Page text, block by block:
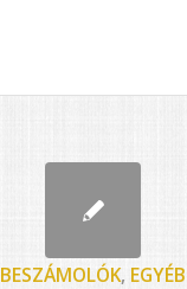
BESZÁMOLÓK, EGYÉB